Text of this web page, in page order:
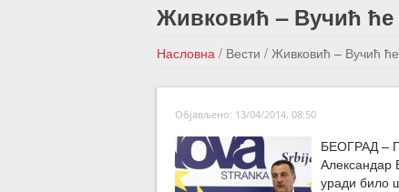
Живковић – Вучић ће
Насловна / Вести / Живковић – Вучић
Објављено: 13/04/2014, 08:50
БЕОГРАД –
Александар
уради било